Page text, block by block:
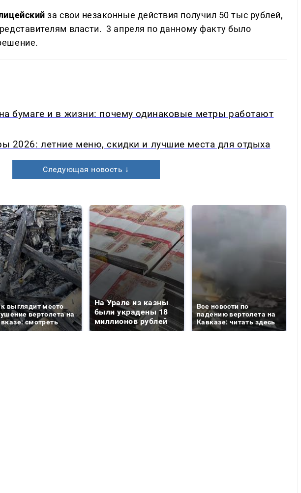
за свои незаконные действия получил 50 тыс рублей,
власти. 3 апреля по данному факту было
бумаге и в жизни: почему одинаковые метры работают
2026: летние меню, скидки и лучшие места для отдыха
Следующая новость ↓
выглядит место
вертолета на
смотреть
На Урале из казны
были украдены 18
миллионов рублей
Все новости по
падению вертолета на
Кавказе: читать здесь